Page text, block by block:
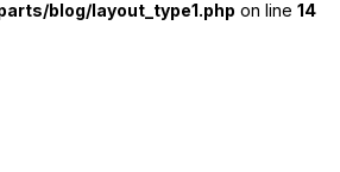
blog/layout_type1.php on line 14